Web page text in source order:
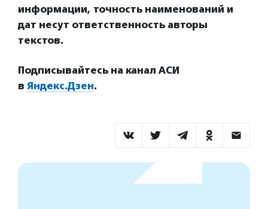
информации, точность наименований и
дат несут ответственность авторы
текстов.
Подписывайтесь на канал АСИ
в Яндекс.Дзен.